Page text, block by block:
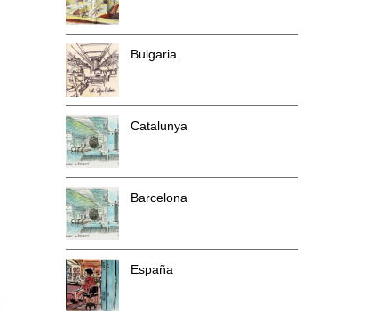
Bulgaria
Catalunya
Barcelona
España